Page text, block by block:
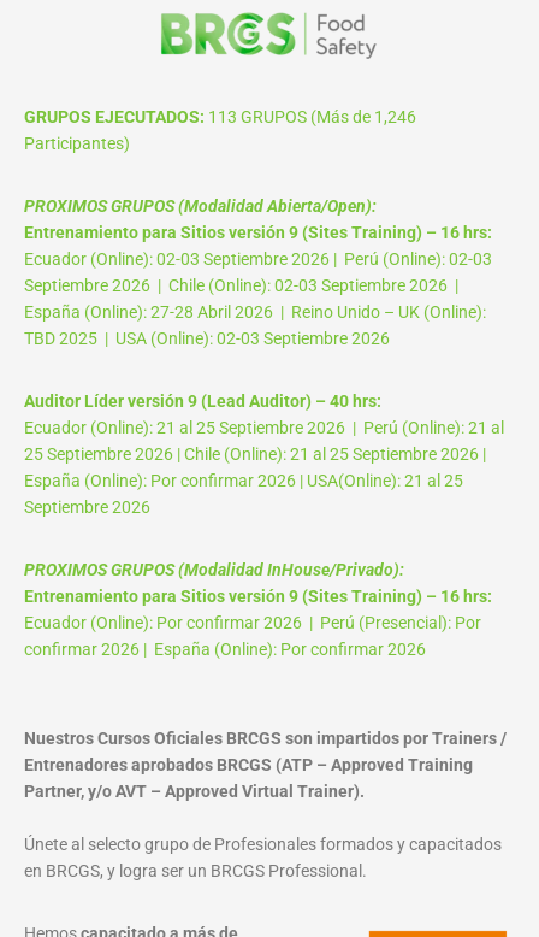
GRUPOS EJECUTADOS: 113 GRUPOS (Más de 1,246
Participantes)
PROXIMOS GRUPOS (Modalidad Abierta/Open):
Entrenamiento para Sitios versión 9 (Sites Training) – 16 hrs:
Ecuador (Online): 02-03 Septiembre 2026 | Perú (Online): 02-03
Septiembre 2026 | Chile (Online): 02-03 Septiembre 2026 |
España (Online): 27-28 Abril 2026 | Reino Unido – UK (Online):
TBD 2025 | USA (Online): 02-03 Septiembre 2026
Auditor Líder versión 9 (Lead Auditor) – 40 hrs:
Ecuador (Online): 21 al 25 Septiembre 2026 | Perú (Online): 21 al
25 Septiembre 2026 | Chile (Online): 21 al 25 Septiembre 2026 |
España (Online): Por confirmar 2026 | USA(Online): 21 al 25
Septiembre 2026
PROXIMOS GRUPOS (Modalidad InHouse/Privado):
Entrenamiento para Sitios versión 9 (Sites Training) – 16 hrs:
Ecuador (Online): Por confirmar 2026 | Perú (Presencial): Por
confirmar 2026 | España (Online): Por confirmar 2026
Nuestros Cursos Oficiales BRCGS son impartidos por Trainers /
Entrenadores aprobados BRCGS (ATP – Approved Training
Partner, y/o AVT – Approved Virtual Trainer).
Únete al selecto grupo de Profesionales formados y capacitados
en BRCGS, y logra ser un BRCGS Professional.